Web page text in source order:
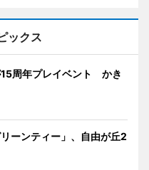
ックス
周年プレイベント かき
ーンティー」、自由が丘2